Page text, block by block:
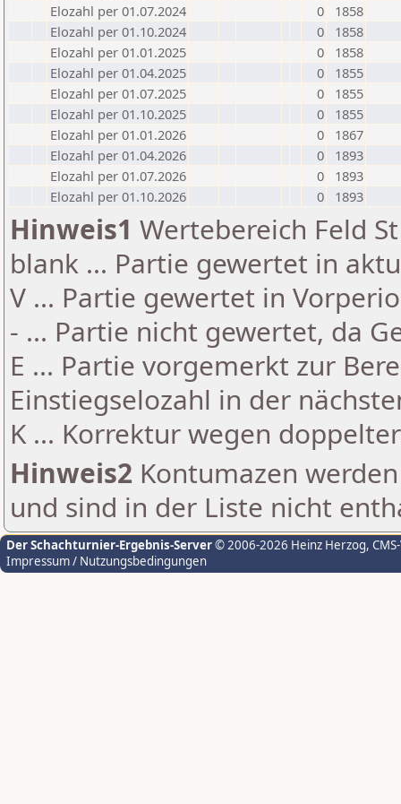
Elozahl per 01.07.2024
0
1858
Elozahl per 01.10.2024
0
1858
Elozahl per 01.01.2025
0
1858
Elozahl per 01.04.2025
0
1855
Elozahl per 01.07.2025
0
1855
Elozahl per 01.10.2025
0
1855
Elozahl per 01.01.2026
0
1867
Elozahl per 01.04.2026
0
1893
Elozahl per 01.07.2026
0
1893
Elozahl per 01.10.2026
0 1893
Hinweis1 Wertebereich Feld
blank ... Partie gewertet in
V ... Partie gewertet in
- ... Partie nicht gewertet, da
E ... Partie vorgemerkt zur
Einstiegselozahl in der
K ... Korrektur wegen
Hinweis2 Kontumazen
und sind in der Liste nicht
Der Schachturnier-Ergebnis-Server© 2006-2026 Heinz Herzog,
Impressum / Nutzungsbedingungen